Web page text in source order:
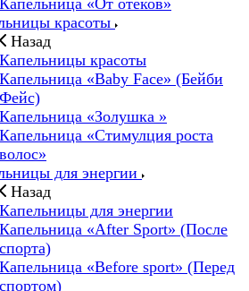
Капельница «От отеков»
красоты
Назад
Капельницы красоты
Капельница «Baby Face» (Бейби
Фейс)
Капельница «Золушка »
Капельница «Стимулция роста
волос»
для энергии
Назад
Капельницы для энергии
Капельница «After Sport» (После
спорта)
Капельница «Before sport» (Перед
спортом)